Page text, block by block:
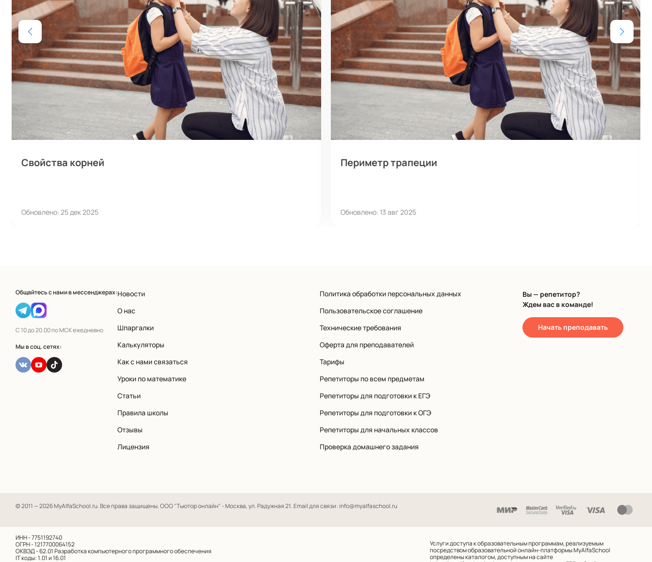
Свойства корней
Обновлено: 25 дек 2025
Периметр трапеции
Обновлено: 13 авг 2025
Общайтесь с нами в мессенджерах:
С 10 до 20.00 по МСК ежедневно
Мы в соц. сетях:
Новости
О нас
Шпаргалки
Калькуляторы
Как с нами связаться
Уроки по математике
Статьи
Правила школы
Отзывы
Лицензия
Политика обработки персональных данных
Пользовательское соглашение
Технические требования
Оферта для преподавателей
Тарифы
Репетиторы по всем предметам
Репетиторы для подготовки к ЕГЭ
Репетиторы для подготовки к ОГЭ
Репетиторы для начальных классов
Проверка домашнего задания
Вы — репетитор?
Ждем вас в команде!
Начать преподавать
© 2011 — 2026 MyAlfaSchool.ru. Все права защищены.ООО "Тьютор онлайн" - Москва, ул. Радужная 21. Email для связи: info@myalfaschool.ru
ИНН - 7751192740
ОГРН - 1217700064152
ОКВЭД - 62.01Разработка компьютерного программного обеспечения
IT коды: 1.01 и 16.01
Услуги доступа к образовательным программам, реализуемым
посредством образовательной онлайн-платформы MyAlfaSchool
определены каталогом, доступным на сайте